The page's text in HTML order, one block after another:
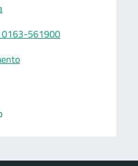
0163-561900